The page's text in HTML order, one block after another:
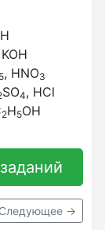
5, HNO3
SO4, HCl
2H5OH
Следующее →